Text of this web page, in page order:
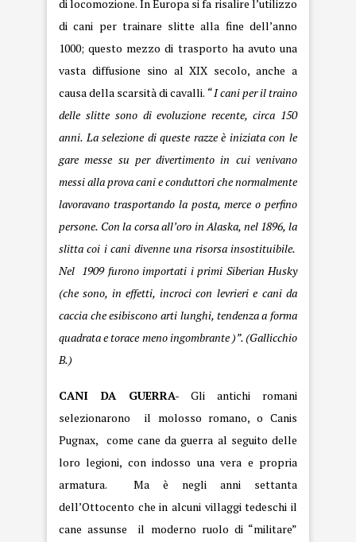
di locomozione. In Europa si fa risalire l’utilizzo
di cani per trainare slitte alla fine dell’anno
1000; questo mezzo di trasporto ha avuto una
vasta diffusione sino al XIX secolo, anche a
causa della scarsità di cavalli. “ I cani per il traino
delle slitte sono di evoluzione recente, circa 150
anni. La selezione di queste razze è iniziata con le
gare messe su per divertimento in cui venivano
messi alla prova cani e conduttori che normalmente
lavoravano trasportando la posta, merce o perfino
persone. Con la corsa all’oro in Alaska, nel 1896, la
slitta coi i cani divenne una risorsa insostituibile.
Nel 1909 furono importati i primi Siberian Husky
(che sono, in effetti, incroci con levrieri e cani da
caccia che esibiscono arti lunghi, tendenza a forma
quadrata e torace meno ingombrante )”. (Gallicchio
B.)
CANI DA GUERRA- Gli antichi romani
selezionarono il molosso romano, o Canis
Pugnax, come cane da guerra al seguito delle
loro legioni, con indosso una vera e propria
armatura. Ma è negli anni settanta
dell’Ottocento che in alcuni villaggi tedeschi il
cane assunse il moderno ruolo di “militare”